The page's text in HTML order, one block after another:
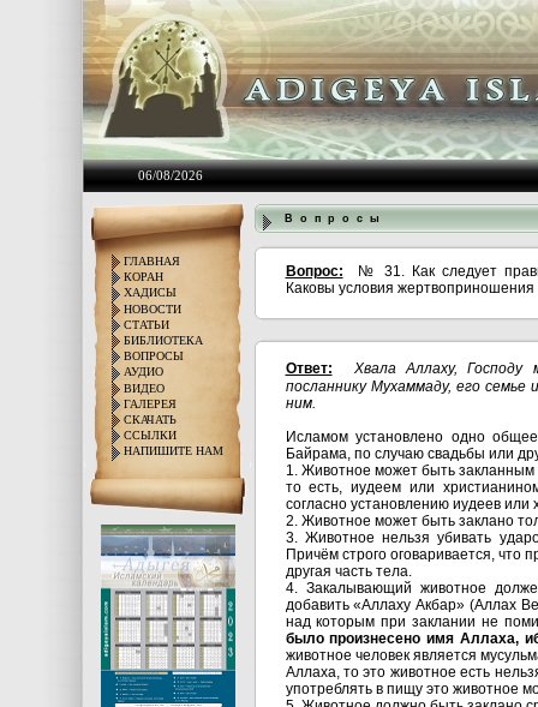
06/08/2026
ГЛАВНАЯ
КОРАН
ХАДИСЫ
НОВОСТИ
СТАТЬИ
БИБЛИОТЕКА
ВОПРОСЫ
АУДИО
ВИДЕО
ГАЛЕРЕЯ
СКАЧАТЬ
ССЫЛКИ
НАПИШИТЕ НАМ
В о п р о с ы
Вопрос:
№ 31. Как следует
Каковы условия
Ответ:
Хвала Аллаху, Господу
посланнику Мухаммаду, его
ним.
Исламом установлено одно
Байрама, по случаю свадьбы или
1. Животное может быть
то есть, иудеем или
согласно установлению иудеев или
2. Животное может быть заклано
3. Животное нельзя убивать
Причём строго оговаривается, что
другая часть тела.
4. Закалывающий животное
добавить «Аллаху Акбар» (Аллах
над которым при заклании не
было произнесено имя Аллаха,
животное человек является
Аллаха, то это животное есть
употреблять в пищу это животное